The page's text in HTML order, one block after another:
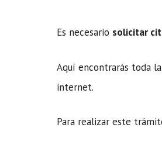
Es necesario solicitar
Aquí encontrarás toda
internet.
Para realizar este